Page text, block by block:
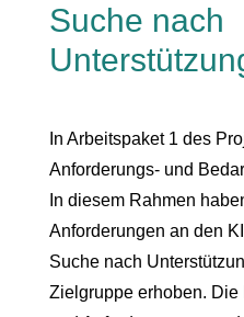
Suche nach
In Arbeitspaket 1 des
Anforderungs- und
In diesem Rahmen
Anforderungen an den
Suche nach
Zielgruppe erhoben.